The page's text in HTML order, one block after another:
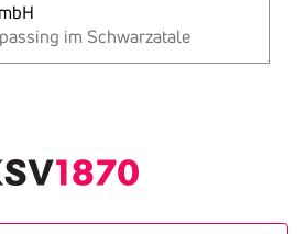
im Schwarzatale